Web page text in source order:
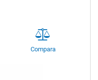
Compara